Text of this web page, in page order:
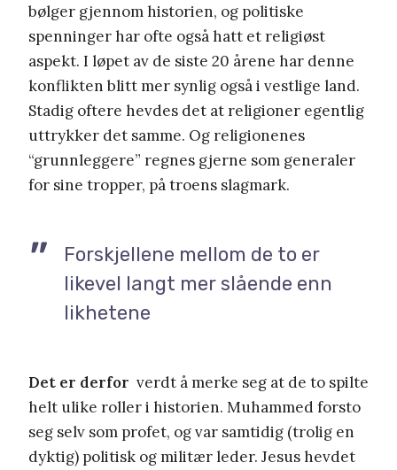
bølger gjennom historien, og politiske
spenninger har ofte også hatt et religiøst
aspekt. I løpet av de siste 20 årene har denne
konflikten blitt mer synlig også i vestlige land.
Stadig oftere hevdes det at religioner egentlig
uttrykker det samme. Og religionenes
“grunnleggere” regnes gjerne som generaler
for sine tropper, på troens slagmark.
Forskjellene mellom de to er
likevel langt mer slående enn
likhetene
Det er derfor verdt å merke seg at de to spilte
helt ulike roller i historien. Muhammed forsto
seg selv som profet, og var samtidig (trolig en
dyktig) politisk og militær leder. Jesus hevdet